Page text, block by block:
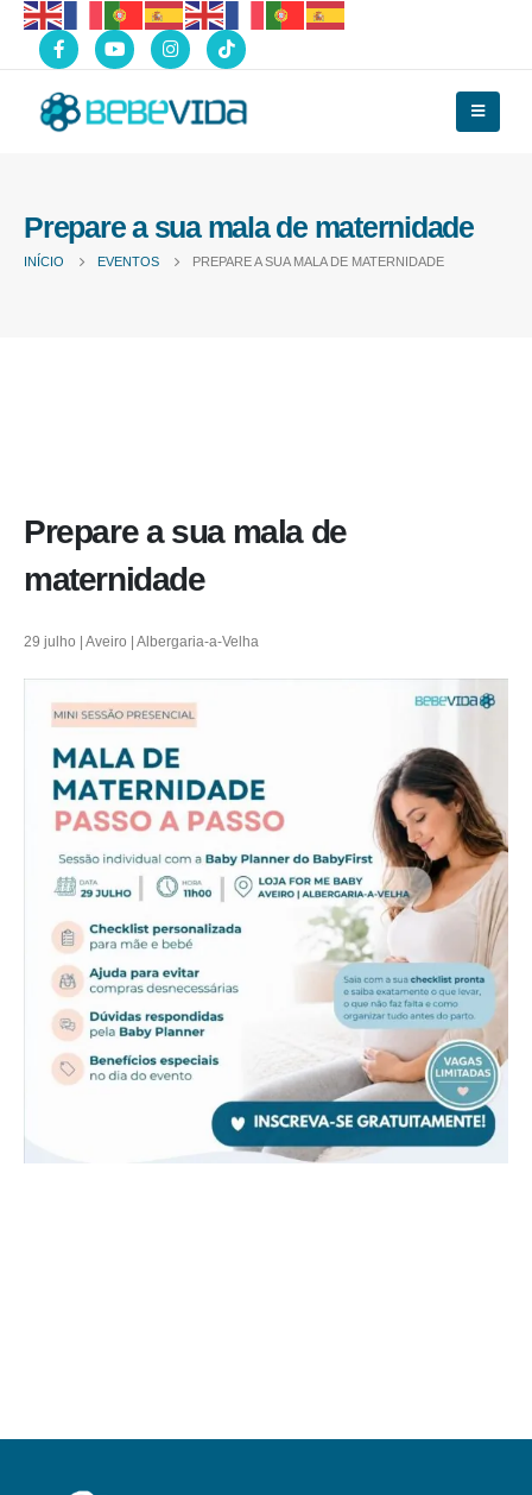
Prepare a sua mala de maternidade
INÍCIO EVENTOS PREPARE A SUA MALA DE MATERNIDADE
Prepare a sua mala de
maternidade
29 julho | Aveiro | Albergaria-a-Velha